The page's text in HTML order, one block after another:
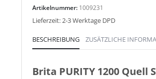
Artikelnummer: 1009231
Lieferzeit:2-3 Werktage DPD
BESCHREIBUNG ZUSÄTZLICHE
Brita PURITY 1200